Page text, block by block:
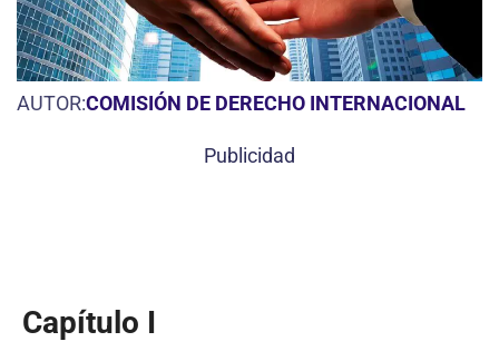
AUTOR:COMISIÓN DE DERECHO INTERNACIONAL
Publicidad
Capítulo I